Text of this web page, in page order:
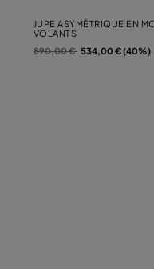
JUPE ASYMÉTRIQUE EN
VOLANTS
Prix réduit de
890,00 €à 534,00 € (40%)